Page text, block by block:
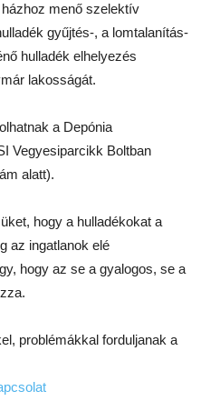
menő szelektív
gyűjtés-, a lomtalanítás-
hulladék elhelyezés
lakosságát.
a Depónia
Vegyesiparcikk Boltban
alatt).
hogy a hulladékokat a
az ingatlanok elé
hogy az se a gyalogos, se a
problémákkal forduljanak a